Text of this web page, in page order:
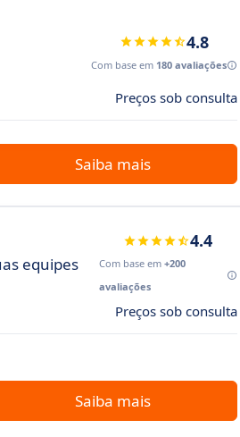
4.8
Com base em 180 avaliações
Preços sob consulta
Saiba mais
equipes
4.4
Com base em +200
avaliações
Preços sob consulta
Saiba mais